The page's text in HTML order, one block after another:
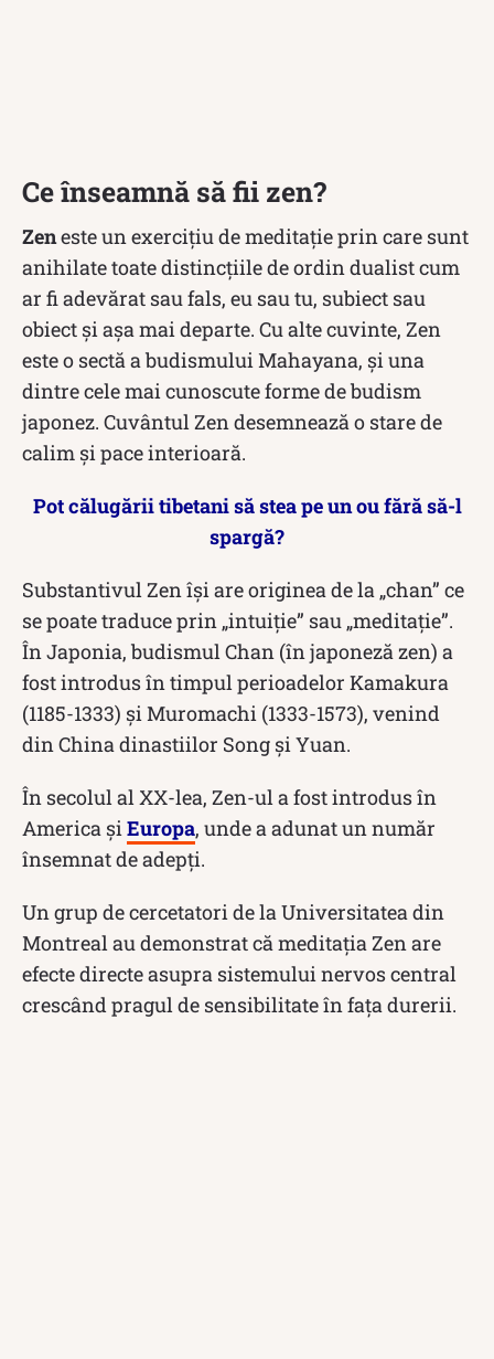
Ce înseamnă să fii zen?
Zeneste un exercițiu de meditație prin care sunt
anihilate toate distincțiile de ordin dualist cum
ar fi adevărat sau fals, eu sau tu, subiect sau
obiect și așa mai departe. Cu alte cuvinte, Zen
este o sectă a budismului Mahayana, și una
dintre cele mai cunoscute forme de budism
japonez. Cuvântul Zen desemnează o stare de
calim și pace interioară.
Pot călugării tibetani să stea pe un ou fără să-l
spargă?
Substantivul Zen își are originea de la „chan” ce
se poate traduce prin „intuiție” sau „meditație”.
În Japonia, budismul Chan (în japoneză zen) a
fost introdus în timpul perioadelor Kamakura
(1185-1333) și Muromachi (1333-1573), venind
din China dinastiilor Song și Yuan.
În secolul al XX-lea, Zen-ul a fost introdus în
America și Europa, unde a adunat un număr
însemnat de adepți.
Un grup de cercetatori de la Universitatea din
Montreal au demonstrat că meditația Zen are
efecte directe asupra sistemului nervos central
crescând pragul de sensibilitate în fața durerii.